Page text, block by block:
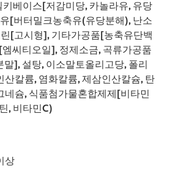
키베이스[저감미당, 카놀라유, 유당
[버터밀크농축유(유당분해), 난소
[고시형], 기타가공품[농축유단백
씨티오일], 정제소금, 곡류가공품
], 설탕, 이소말토올리고당, 폴리
산칼륨, 염화칼륨, 제삼인산칼슘, 탄
네슘, 식품첨가물혼합제제[비타민
, 비타민C)
상